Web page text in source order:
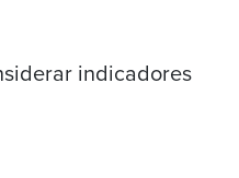
indicadores